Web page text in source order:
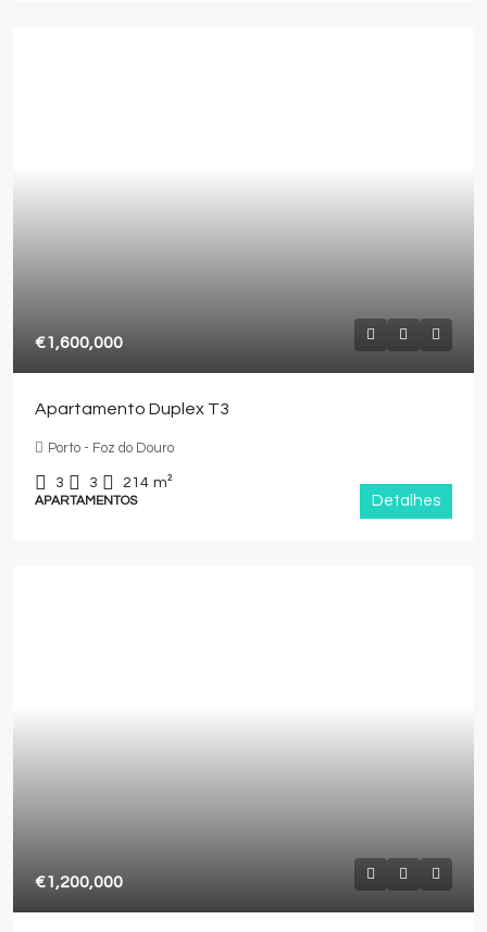
€1,600,000
Apartamento Duplex T3
Porto - Foz do Douro
3 3 214 m²
APARTAMENTOS Detalhes
€1,200,000